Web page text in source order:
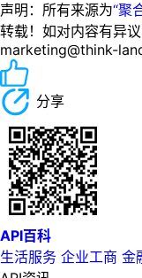
声明：所有来源为“聚
转载！如对内容有异
marketing@think-
分享
API百科
生活服务 企业工商 金